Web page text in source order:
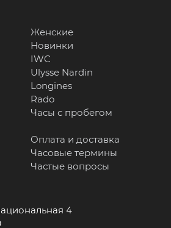
Женские
Новинки
IWC
Ulysse Nardin
Longines
Rado
Часы с пробегом
Оплата и доставка
Часовые термины
Частые вопросы
4